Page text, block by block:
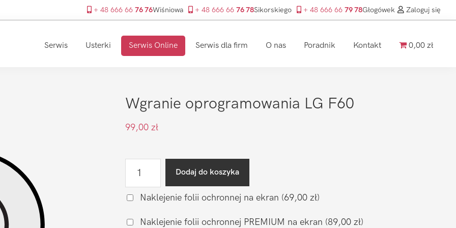
+ 48 666 66 76 76Wiśniowa + 48 666 66 76 78Sikorskiego + 48 666 66 79 78Głogówek Zaloguj się
Serwis Usterki Serwis Online Serwis dla firm O nas Poradnik Kontakt 0,00 zł
Wgranie oprogramowania LG F60
99,00 zł
oprogramowania
F60
Dodaj do koszyka
Naklejenie folii ochronnej na ekran (69,00 zł)
Naklejenie folii ochronnej PREMIUM na ekran (89,00 zł)